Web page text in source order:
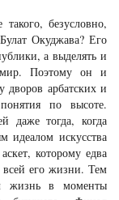
безусловно,
Окуджава? Его
а выделять и
мир. Поэтому он и
дворов арбатских и
по высоте.
даже тогда, когда
идеалом искусства
которому едва
всей его жизни. Тем
жизнь в моменты